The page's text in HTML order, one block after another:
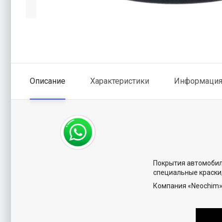
Описание Характеристики Информация
Покрытия
специальные
Компания